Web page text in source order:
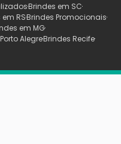
Brindes em SC
RSBrindes Promocionais
em MG
AlegreBrindes Recife